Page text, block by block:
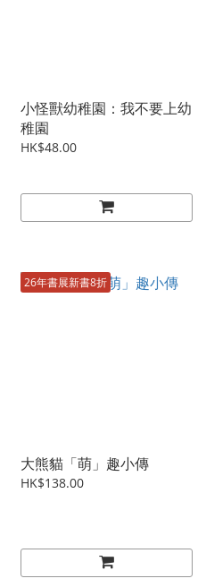
小怪獸幼稚園：我不要上幼
稚園
HK$48.00
26年書展新書8折
大熊貓「萌」趣小傳
HK$138.00